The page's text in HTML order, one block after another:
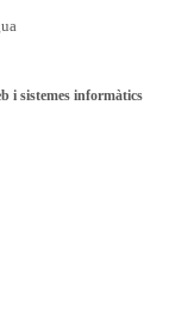
i sistemes informàtics